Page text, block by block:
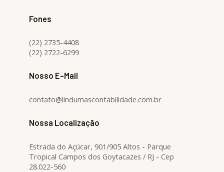
Fones
(22) 2735-4408
(22) 2722-6299
Nosso E-Mail
contato@lindumascontabilidade.com.br
Nossa Localização
Estrada do Açúcar, 901/905 Altos - Parque
Tropical Campos dos Goytacazes / RJ - Cep
28.022-560